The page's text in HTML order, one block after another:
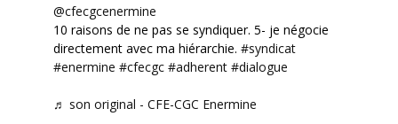
@cfecgcenermine
10 raisons de ne pas se syndiquer. 5- je négocie
directement avec ma hiérarchie. #syndicat
#enermine #cfecgc #adherent #dialogue
♬ son original - CFE-CGC Enermine